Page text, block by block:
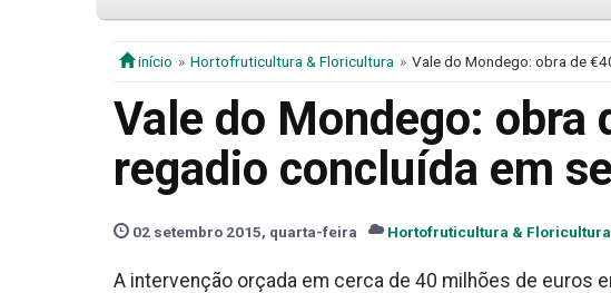
início Hortofruticultura & Floricultura Vale do Mondego: obra de
Vale do Mondego: obra
regadio concluída em
02 setembro 2015, quarta-feira Hortofruticultura & Floricultura
A intervenção orçada em cerca de 40 milhões de euros